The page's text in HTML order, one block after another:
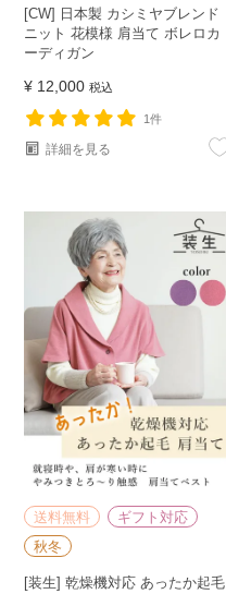
[CW] 日本製 カシミヤブレンド
ニット 花模様 肩当て ボレロカ
ーディガン
¥ 12,000 税込
1件
詳細を見る
送料無料
ギフト対応
秋冬
[装生] 乾燥機対応 あったか起毛